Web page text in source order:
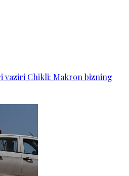
vaziri Chikli: Makron bizning